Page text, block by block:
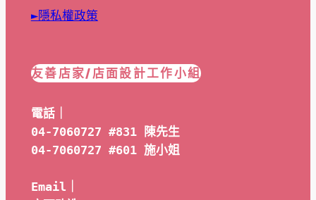
►隱私權政策
友善店家/店面設計工作小組
電話｜
04-7060727 #831 陳先生
04-7060727 #601 施小姐
Email｜